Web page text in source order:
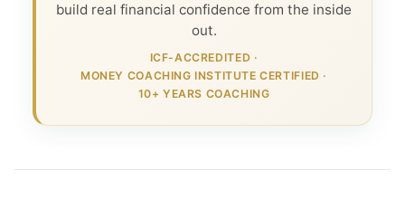
build real financial confidence from the inside
out.
ICF-ACCREDITED ·
MONEY COACHING INSTITUTE CERTIFIED ·
10+ YEARS COACHING